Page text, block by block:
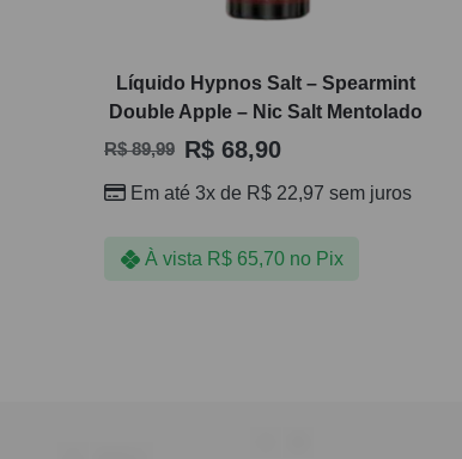
Líquido Hypnos Salt – Spearmint
Double Apple – Nic Salt Mentolado
R$89,99 R$ 68,90
Em até 3x de R$ 22,97 sem juros
À vista R$65,70 no Pix